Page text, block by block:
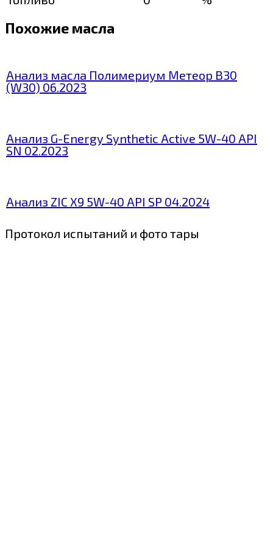
Похожие масла
Анализ масла Полимериум Метеор В30
(W30) 06.2023
Анализ G-Energy Synthetic Active 5W-40 API
SN 02.2023
Анализ ZIC X9 5W-40 API SP 04.2024
Протокол испытаний и фото тары